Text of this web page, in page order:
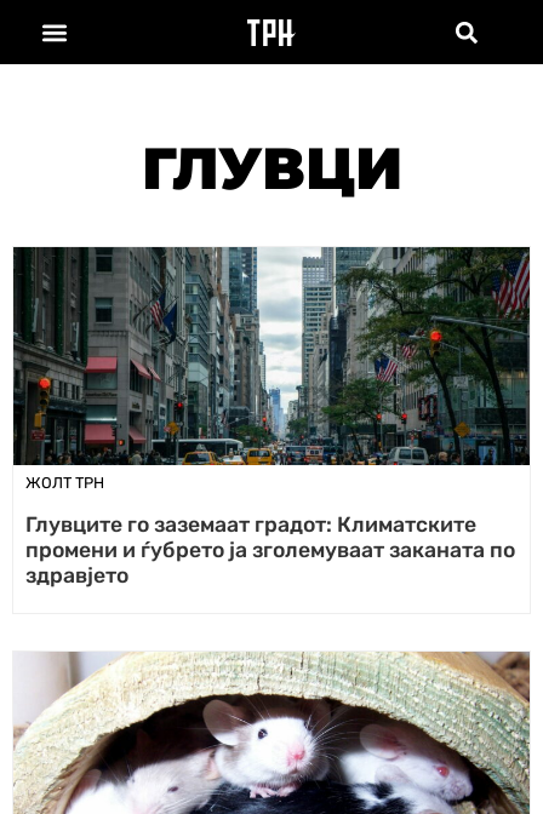
ГЛУВЦИ
ЖОЛТ ТРН
Глувците го заземаат градот: Климатските
промени и ѓубрето ја зголемуваат заканата по
здравјето